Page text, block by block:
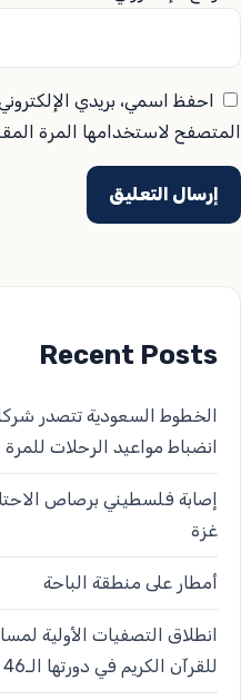
احفظ اسمي، بريدي
المتصفح لاستخدامها المرة
Recent Posts
الخطوط السعودية تتصدر
انضباط مواعيد الرحلات للمرة
إصابة فلسطيني برصاص
غزة
أمطار على منطقة الباحة
انطلاق التصفيات الأولية
للقرآن الكريم في دورتها الـ46